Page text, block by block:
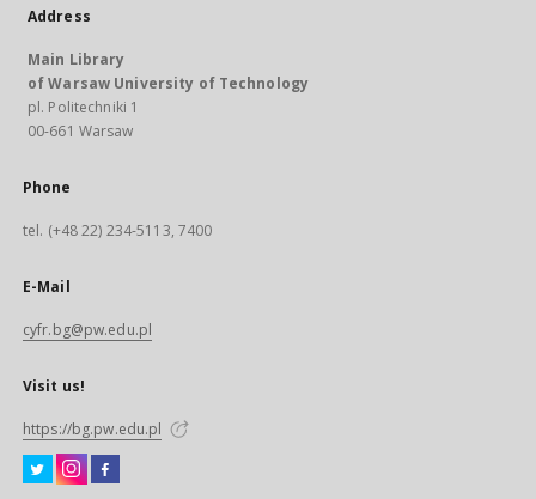
Address
Main Library
of Warsaw University of Technology
pl. Politechniki 1
00-661 Warsaw
Phone
tel. (+48 22) 234-5113, 7400
E-Mail
cyfr.bg@pw.edu.pl
Visit us!
https://bg.pw.edu.pl